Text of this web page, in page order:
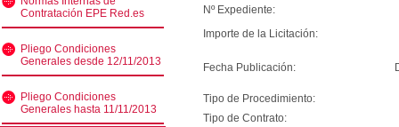
Contratación EPE Red.es
Pliego Condiciones
Generales desde 12/11/2013
Pliego Condiciones
Generales hasta 11/11/2013
Nº Expediente:
Importe de la Licitación:
Fecha Publicación:
Tipo de Procedimiento:
Tipo de Contrato: